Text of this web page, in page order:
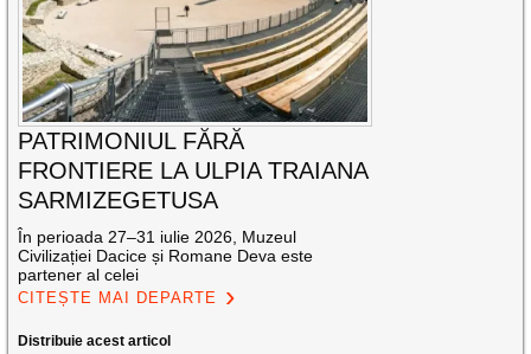
PATRIMONIUL FĂRĂ
FRONTIERE LA ULPIA TRAIANA
SARMIZEGETUSA
În perioada 27–31 iulie 2026, Muzeul
Civilizației Dacice și Romane Deva este
partener al celei
CITEȘTE MAI DEPARTE
Distribuie acest articol